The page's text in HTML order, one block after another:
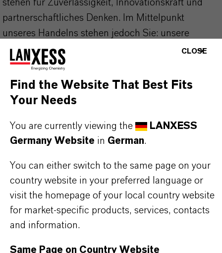
stehen für Zuverlässigkeit, Innovationskraft und
partnerschaftliches Denken. Im Mittelpunkt
unseres Handelns stehen jedoch Sie: unsere
Kunden. Unsere Kunden profitieren von
maßgeschneiderten Lösungen, globaler Präsenz
und einem tiefen Verständnis ihrer Märkte. Hier
finden Sie gleich elf überzeugende Gründe, warum
ist.
KUNDINNEN UND KUNDEN!
11 Gründe, warum LANXESS der richtige
Partner für Ihr Unternehmen ist
CLOSE
Find the Website That Best Fits
Your Needs
You are currently viewing the
LANXESS
Germany Website in German.
You can either switch to the same page on your
country website in your preferred language or
visit the homepage of your local country website
for market-specific products, services, contacts
and information.
Same Page on Country Website